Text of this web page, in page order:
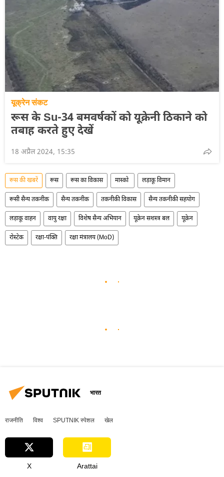
यूक्रेन संकट
रूस के Su-34 बमवर्षकों को यूक्रेनी ठिकाने को
तबाह करते हुए देखें
18 अप्रैल 2024, 15:35
रूस की खबरें रूस रूस का विकास मास्को लड़ाकू विमान
रूसी सैन्य तकनीक सैन्य तकनीक तकनीकी विकास सैन्य तकनीकी सहयोग
लड़ाकू वाहन वायु रक्षा विशेष सैन्य अभियान यूक्रेन सशस्त्र बल यूक्रेन
रोस्टेक रक्षा-पंक्ति रक्षा मंत्रालय (MoD)
भारत
राजनीति विश्व SPUTNIK स्पेशल खेल
X Arattai